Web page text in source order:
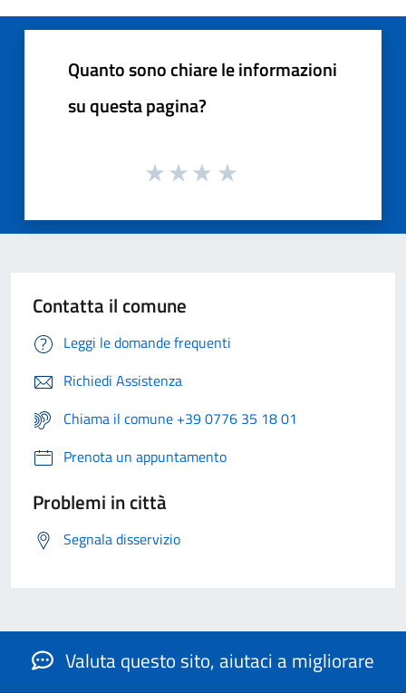
Quanto sono chiare le informazioni
su questa pagina?
Contatta il comune
Leggi le domande frequenti
Richiedi Assistenza
Chiama il comune +39 0776 35 18 01
Prenota un appuntamento
Problemi in città
Segnala disservizio
Valuta questo sito, aiutaci a migliorare